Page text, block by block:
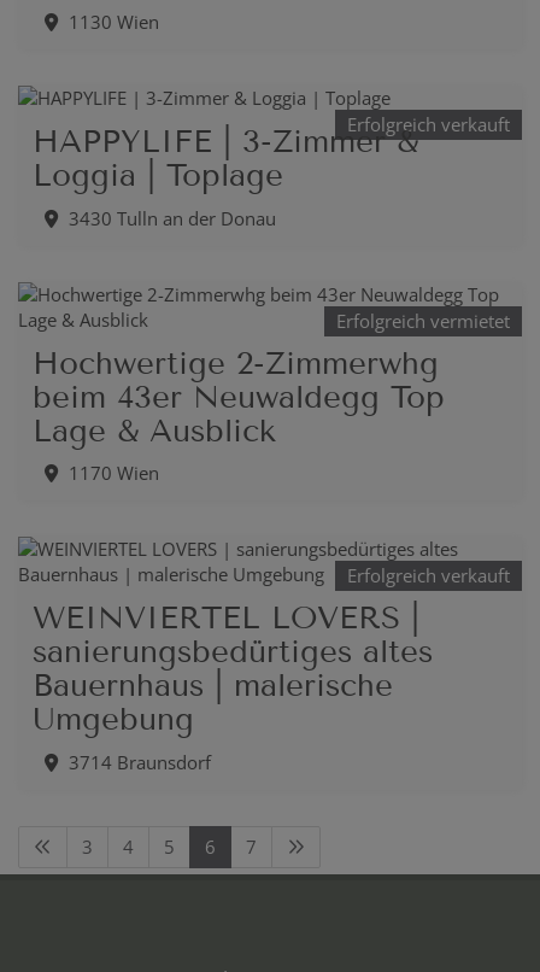
1130 Wien
Erfolgreich verkauft
HAPPYLIFE | 3-Zimmer &
Loggia | Toplage
3430 Tulln an der Donau
Erfolgreich vermietet
Hochwertige 2-Zimmerwhg
beim 43er Neuwaldegg Top
Lage & Ausblick
1170 Wien
Erfolgreich verkauft
WEINVIERTEL LOVERS |
sanierungsbedürtiges altes
Bauernhaus | malerische
Umgebung
3714 Braunsdorf
3 4 5 6 7